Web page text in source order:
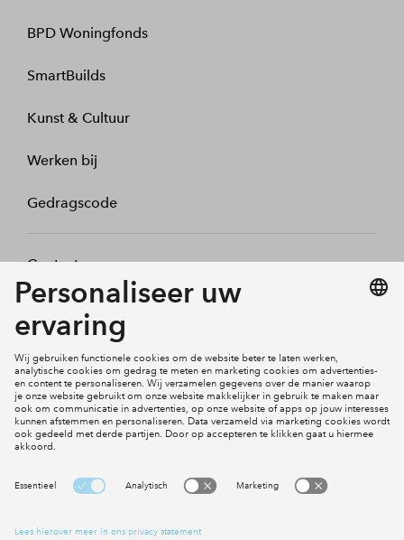
BPD Woningfonds
SmartBuilds
Kunst & Cultuur
Werken bij
Gedragscode
Contact
Mijn profiel
Social Media
Cookies